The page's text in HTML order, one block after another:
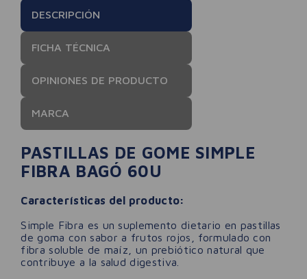
DESCRIPCIÓN
FICHA TÉCNICA
OPINIONES DE PRODUCTO
MARCA
PASTILLAS DE GOME SIMPLE
FIBRA BAGÓ 60U
Características del producto:
Simple Fibra es un suplemento dietario en pastillas
de goma con sabor a frutos rojos, formulado con
fibra soluble de maíz, un prebiótico natural que
contribuye a la salud digestiva.